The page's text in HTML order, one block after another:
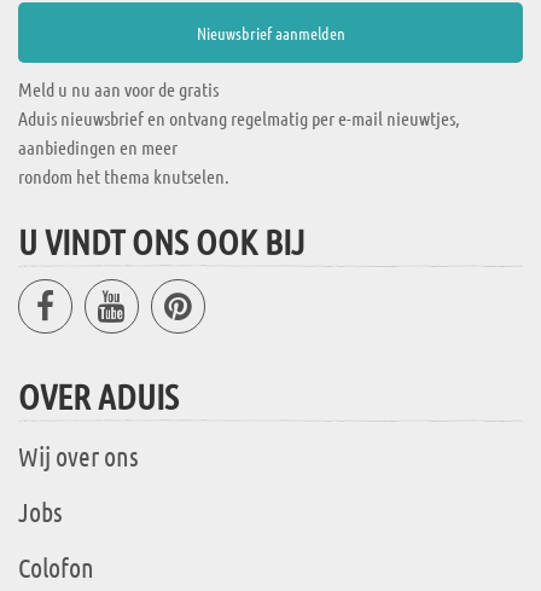
Meld u nu aan voor de gratis
Aduis nieuwsbrief en ontvang regelmatig per e-mail nieuwtjes,
aanbiedingen en meer
rondom het thema knutselen.
U VINDT ONS OOK BIJ
OVER ADUIS
Wij over ons
Jobs
Colofon